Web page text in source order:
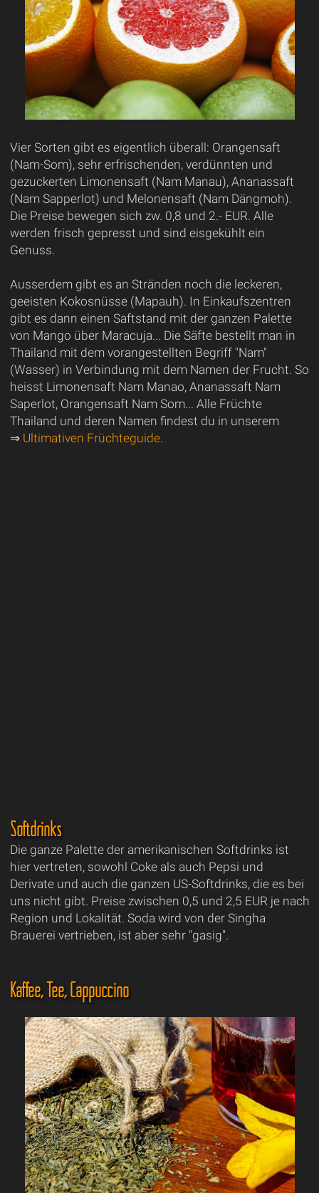
Vier Sorten gibt es eigentlich überall: Orangensaft
(Nam-Som), sehr erfrischenden, verdünnten und
gezuckerten Limonensaft (Nam Manau), Ananassaft
(Nam Sapperlot) und Melonensaft (Nam Dängmoh).
Die Preise bewegen sich zw. 0,8 und 2.- EUR. Alle
werden frisch gepresst und sind eisgekühlt ein
Genuss.
Ausserdem gibt es an Stränden noch die leckeren,
geeisten Kokosnüsse (Mapauh). In Einkaufszentren
gibt es dann einen Saftstand mit der ganzen Palette
von Mango über Maracuja... Die Säfte bestellt man in
Thailand mit dem vorangestellten Begriff "Nam"
(Wasser) in Verbindung mit dem Namen der Frucht. So
heisst Limonensaft Nam Manao, Ananassaft Nam
Saperlot, Orangensaft Nam Som... Alle Früchte
Thailand und deren Namen findest du in unserem
⇒Ultimativen Früchteguide.
Softdrinks
Die ganze Palette der amerikanischen Softdrinks ist
hier vertreten, sowohl Coke als auch Pepsi und
Derivate und auch die ganzen US-Softdrinks, die es bei
uns nicht gibt. Preise zwischen 0,5 und 2,5 EUR je nach
Region und Lokalität. Soda wird von der Singha
Brauerei vertrieben, ist aber sehr "gasig".
Kaffee, Tee, Cappuccino